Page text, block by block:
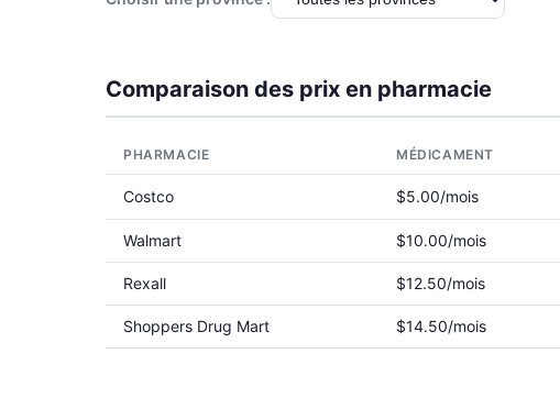
Comparaison des prix en pharmacie
PHARMACIE MÉDICAMENT
Costco $5.00/mois
Walmart $10.00/mois
Rexall $12.50/mois
Shoppers Drug Mart $14.50/mois